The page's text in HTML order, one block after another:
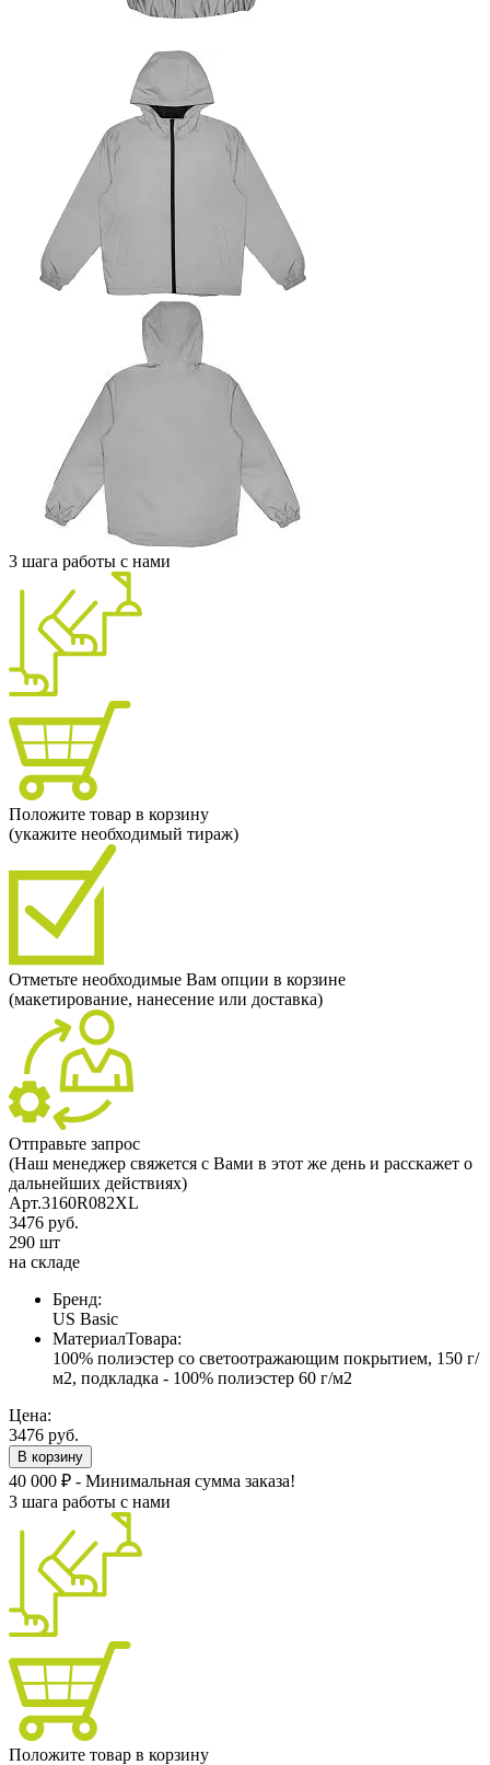
3 шага работы с нами
Положите товар в корзину
(укажите необходимый тираж)
Отметьте необходимые Вам опции в корзине
(макетирование, нанесение или доставка)
Отправьте запрос
(Наш менеджер свяжется с Вами в этот же день и расскажет о
дальнейших действиях)
Арт.3160R082XL
3476 руб.
290 шт
на складе
Бренд:
US Basic
МатериалТовара:
100% полиэстер со светоотражающим покрытием, 150 г/
м2, подкладка - 100% полиэстер 60 г/м2
Цена:
3476 руб.
В корзину
40 000 ₽ - Минимальная сумма заказа!
3 шага работы с нами
Положите товар в корзину